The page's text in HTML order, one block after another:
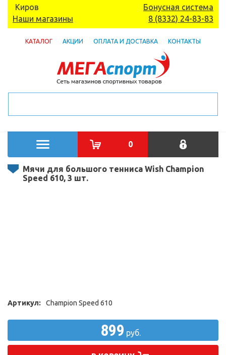
Киров
Наши магазины
Бонусная система
8 (8332) 24-83-83
КАТАЛОГ АКЦИИ ОПЛАТА И ДОСТАВКА КОНТАКТЫ
0
Мячи для большого тенниса Wish Champion
Speed 610, 3 шт.
Артикул: Champion Speed 610
899 руб.